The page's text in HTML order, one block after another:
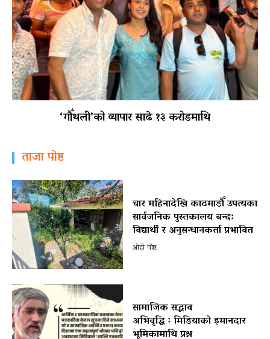
‘गौँथली’को व्यापार साढे १३ करोडमाथि
ताजा पोष्ट
चार महिनादेखि काठमाडौँ उपत्यका
सार्वजनिक पुस्तकालय बन्द:
विद्यार्थी र अनुसन्धानकर्ता प्रभावित
ओहो पोष्ट
सामाजिक सद्भाव
अभिवृद्धि ः मिडियाको इमानदार
भूमिकामाथि प्रश्न